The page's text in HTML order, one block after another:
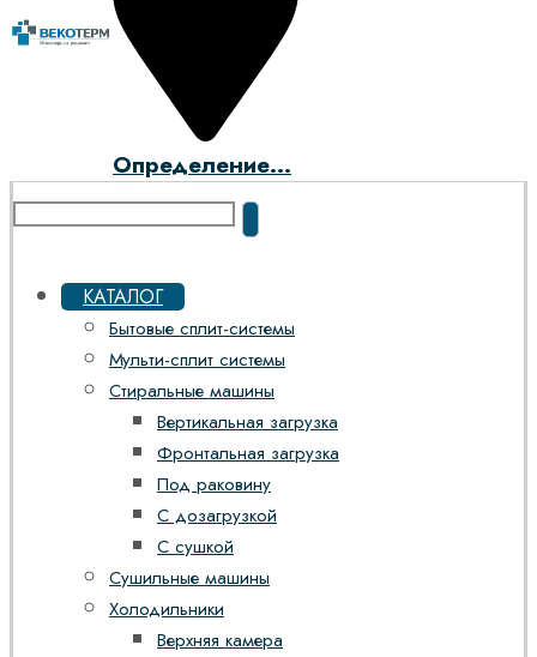
Определение...
КАТАЛОГ
Бытовые сплит-системы
Мульти-сплит системы
Стиральные машины
Вертикальная загрузка
Фронтальная загрузка
Под раковину
С дозагрузкой
С сушкой
Сушильные машины
Холодильники
Верхняя камера